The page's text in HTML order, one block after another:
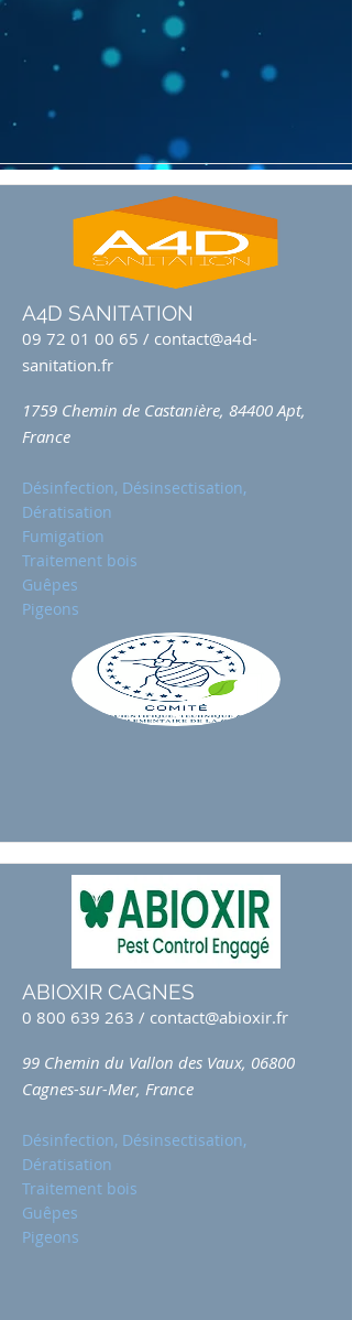
A4D SANITATION
09 72 01 00 65 / contact@a4d-
sanitation.fr
1759 Chemin de Castanière, 84400 Apt,
France
Désinfection, Désinsectisation,
Dératisation
Fumigation
Traitement bois
Guêpes
Pigeons
ABIOXIR CAGNES
0 800 639 263 / contact@abioxir.fr
99 Chemin du Vallon des Vaux, 06800
Cagnes-sur-Mer, France
Désinfection, Désinsectisation,
Dératisation
Traitement bois
Guêpes
Pigeons